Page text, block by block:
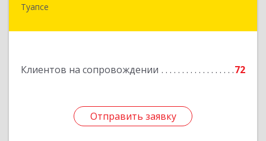
Туапсе
Клиентов на сопровождении 72
Отправить заявку
352800, Краснодарский край, Туапсинский р-н,
Отправить заявку